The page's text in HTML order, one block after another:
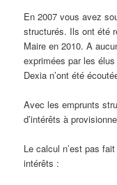
En 2007 vous avez
structurés. Ils ont été
Maire en 2010. A
exprimées par les
Dexia n’ont été
Avec les emprunts
d’intérêts à
Le calcul n’est pas
intérêts :